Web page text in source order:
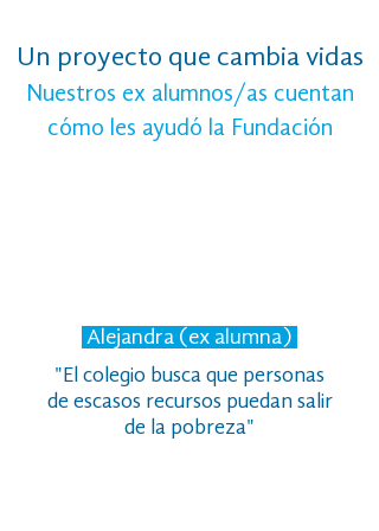
Alejandra (ex alumna)
"El colegio busca que personas
de escasos recursos puedan salir
de la pobreza"
Un proyecto que cambia vidas
Nuestros ex alumnos/as cuentan
cómo les ayudó la Fundación